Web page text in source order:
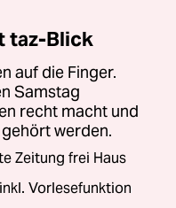
taz-Blick
auf die Finger.
Samstag
recht macht und
werden.
Zeitung frei Haus
Vorlesefunktion